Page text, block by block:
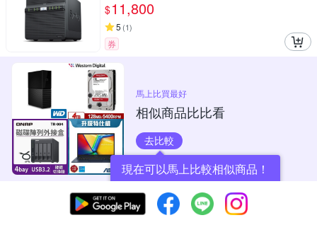
$11,800
5 (1)
券
馬上比買最好
相似商品比比看
去比較
現在可以馬上比較相似商品！